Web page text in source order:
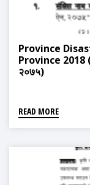
Province
Province 2018
२०७५)
READ MORE